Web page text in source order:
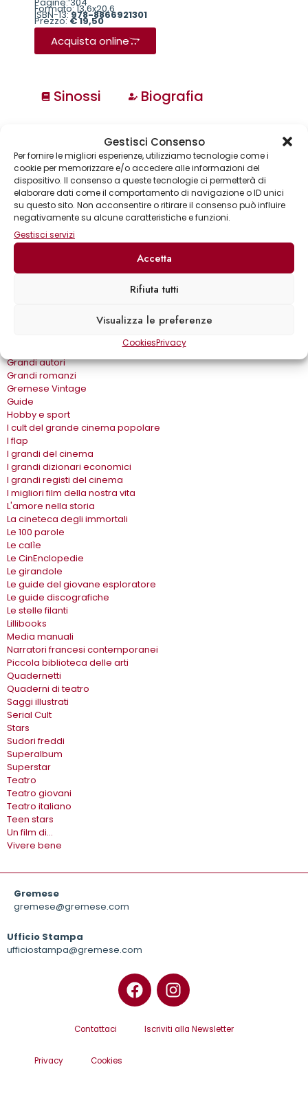
Gestisci Consenso
Per fornire le migliori esperienze, utilizziamo tecnologie come i
cookie per memorizzare e/o accedere alle informazioni del
dispositivo. Il consenso a queste tecnologie ci permetterà di
elaborare dati come il comportamento di navigazione o ID unici
su questo sito. Non acconsentire o ritirare il consenso può influire
negativamente su alcune caratteristiche e funzioni.
Gestisci servizi
Accetta
Rifiuta tutti
Visualizza le preferenze
CookiesPrivacy
Formato: 13,6x20,6
ISBN-13:978-8866921301
Prezzo:€ 19,50
Acquista online
Sinossi Biografia
Annuari & Guide
Astronomia & dintorni
Bear Grylls adventures
Biblioteca delle arti
Biblioteca gastronomica
Cinema e miti
Crimen
Dialoghi
Dizionari Gremese
Grandi autori
Grandi romanzi
Gremese Vintage
Guide
Hobby e sport
I cult del grande cinema popolare
I flap
I grandi del cinema
I grandi dizionari economici
I grandi registi del cinema
I migliori film della nostra vita
L'amore nella storia
La cineteca degli immortali
Le 100 parole
Le calìe
Le CinEnclopedie
Le girandole
Le guide del giovane esploratore
Le guide discografiche
Le stelle filanti
Lillibooks
Media manuali
Narratori francesi contemporanei
Piccola biblioteca delle arti
Quadernetti
Quaderni di teatro
Saggi illustrati
Serial Cult
Stars
Sudori freddi
Superalbum
Superstar
Teatro
Teatro giovani
Teatro italiano
Teen stars
Un film di…
Vivere bene
Gremese
gremese@gremese.com
Ufficio Stampa
ufficiostampa@gremese.com
Contattaci Iscriviti alla Newsletter
Privacy Cookies